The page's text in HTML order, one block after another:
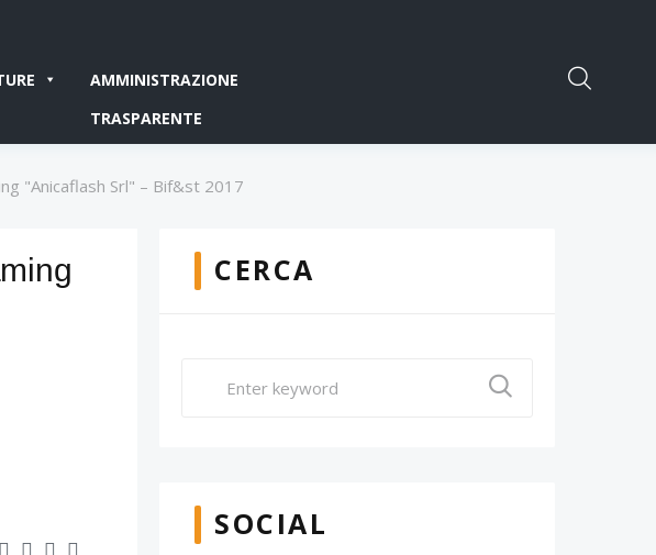
AMMINISTRAZIONE
TRASPARENTE
"Anicaflash Srl" – Bif&st 2017
CERCA
SOCIAL